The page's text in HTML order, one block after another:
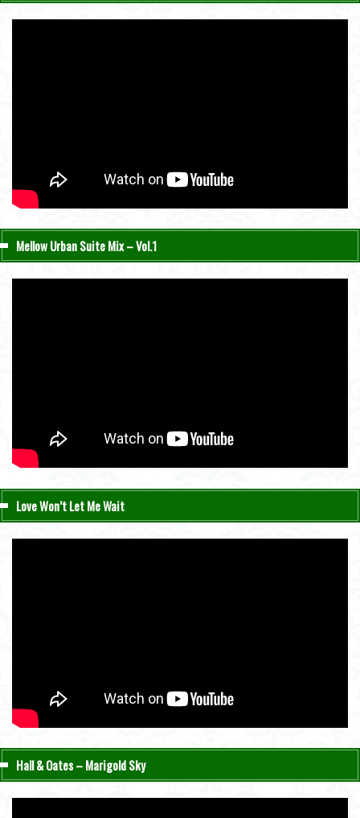
Mellow Urban Suite Mix – Vol.1
Love Won’t Let Me Wait
Hall & Oates – Marigold Sky